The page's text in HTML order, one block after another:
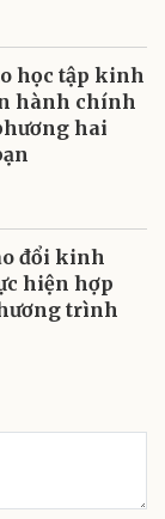
học tập kinh
hành chính
hai
đổi kinh
hiện hợp
trình